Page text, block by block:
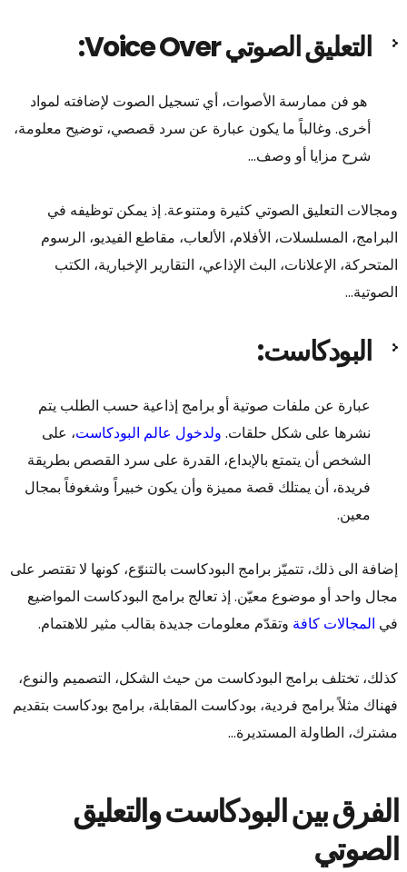
التعليق الصوتي Voice Over:
هو فن ممارسة الأصوات، أي تسجيل الصوت لإضافته لمواد
أخرى. وغالباً ما يكون عبارة عن سرد قصصي، توضيح معلومة،
شرح مزايا أو وصف…
ومجالات التعليق الصوتي كثيرة ومتنوعة. إذ يمكن توظيفه في
البرامج، المسلسلات، الأفلام، الألعاب، مقاطع الفيديو، الرسوم
المتحركة، الإعلانات، البث الإذاعي، التقارير الإخبارية، الكتب
الصوتية…
البودكاست:
عبارة عن ملفات صوتية أو برامج إذاعية حسب الطلب يتم
نشرها على شكل حلقات. ولدخول عالم البودكاست، على
الشخص أن يتمتع بالإبداع، القدرة على سرد القصص بطريقة
فريدة، أن يمتلك قصة مميزة وأن يكون خبيراً وشغوفاً بمجال
معين.
إضافة الى ذلك، تتميّز برامج البودكاست بالتنوّع، كونها لا تقتصر على
مجال واحد أو موضوع معيّن. إذ تعالج برامج البودكاست المواضيع
في المجالات كافة وتقدّم معلومات جديدة بقالب مثير للاهتمام.
كذلك، تختلف برامج البودكاست من حيث الشكل، التصميم والنوع،
فهناك مثلاً برامج فردية، بودكاست المقابلة، برامج بودكاست بتقديم
مشترك، الطاولة المستديرة…
الفرق بين البودكاست والتعليق
الصوتي